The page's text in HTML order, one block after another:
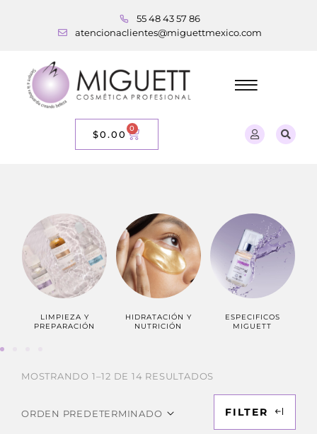
55 48 43 57 86
atencionaclientes@miguettmexico.com
$0.00 0
LIMPIEZA Y
PREPARACIÓN
HIDRATACIÓN Y
NUTRICIÓN
ESPECIFICOS
MIGUETT
MOSTRANDO 1–12 DE 14 RESULTADOS
ORDEN PREDETERMINADO FILTER